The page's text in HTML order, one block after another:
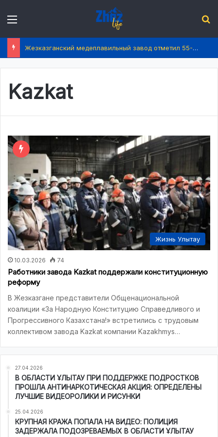
Жезказганский медеплавильный завод отметил 55-летие
Kazkat
Жизнь Улытау
10.03.2026 74
Работники завода Kazkat поддержали конституционную
реформу
В Жезказгане представители Общенациональной
коалиции «За Народную Конституцию Справедливого и
Прогрессивного Казахстана!» встретились с трудовым
коллективом завода Kazkat компании Kazakhmys…
27.04.2026
В ОБЛАСТИ ҰЛЫТАУ ПРИ ПОДДЕРЖКЕ ПОДРОСТКОВ
ПРОШЛА АНТИНАРКОТИЧЕСКАЯ АКЦИЯ: ОПРЕДЕЛЕНЫ
ЛУЧШИЕ ВИДЕОРОЛИКИ И РИСУНКИ
25.04.2026
КРУПНАЯ КРАЖА ПОПАЛА НА ВИДЕО: ПОЛИЦИЯ
ЗАДЕРЖАЛА ПОДОЗРЕВАЕМЫХ В ОБЛАСТИ ҰЛЫТАУ